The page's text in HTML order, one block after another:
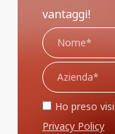
vantaggi!
Ho preso
Privacy Policy